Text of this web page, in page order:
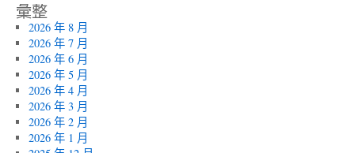
彙整
2026 年 8 月
2026 年 7 月
2026 年 6 月
2026 年 5 月
2026 年 4 月
2026 年 3 月
2026 年 2 月
2026 年 1 月